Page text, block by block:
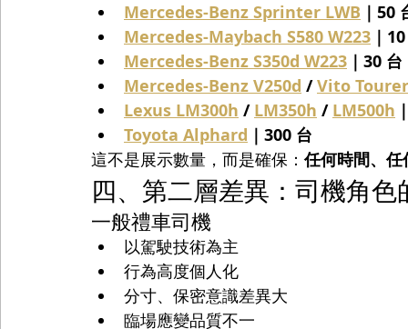
Mercedes-Benz Sprinter LWB ｜50
Mercedes-Maybach S580 W223 ｜
Mercedes-Benz S350d W223 ｜30 台
Mercedes-Benz V250d / Vito
Lexus LM300h / LM350h / LM500h
Toyota Alphard ｜300 台
這不是展示數量，而是確保：任何時間、
四、第二層差異：司機角色
一般禮車司機
以駕駛技術為主
行為高度個人化
分寸、保密意識差異大
臨場應變品質不一